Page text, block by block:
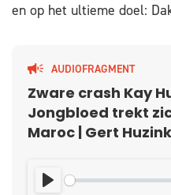
en op het ultieme doel:
AUDIOFRAGMENT
Zware crash Kay
Jongbloed trekt
Maroc | Gert Huzink
PLAY